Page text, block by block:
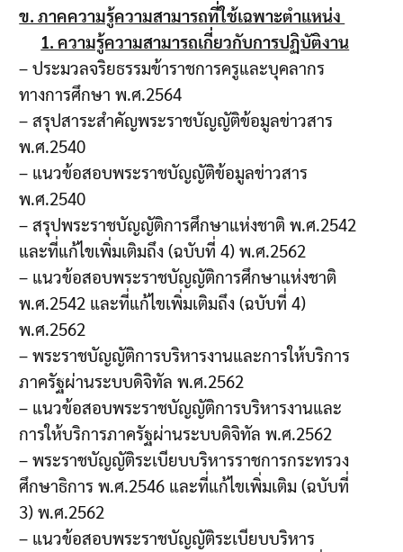
ข. ภาคความรู้ความสามารถที่ใช้เฉพาะตำแหน่ง
1. ความรู้ความสามารถเกี่ยวกับการปฏิบัติงาน
– ประมวลจริยธรรมข้าราชการครูและบุคลากร
ทางการศึกษา พ.ศ.2564
– สรุปสาระสำคัญพระราชบัญญัติข้อมูลข่าวสาร
พ.ศ.2540
– แนวข้อสอบพระราชบัญญัติข้อมูลข่าวสาร
พ.ศ.2540
– สรุปพระราชบัญญัติการศึกษาแห่งชาติ พ.ศ.2542
และที่แก้ไขเพิ่มเติมถึง (ฉบับที่ 4) พ.ศ.2562
– แนวข้อสอบพระราชบัญญัติการศึกษาแห่งชาติ
พ.ศ.2542 และที่แก้ไขเพิ่มเติมถึง (ฉบับที่ 4)
พ.ศ.2562
– พระราชบัญญัติการบริหารงานและการให้บริการ
ภาครัฐผ่านระบบดิจิทัล พ.ศ.2562
– แนวข้อสอบพระราชบัญญัติการบริหารงานและ
การให้บริการภาครัฐผ่านระบบดิจิทัล พ.ศ.2562
– พระราชบัญญัติระเบียบบริหารราชการกระทรวง
ศึกษาธิการ พ.ศ.2546 และที่แก้ไขเพิ่มเติม (ฉบับที่
3) พ.ศ.2562
– แนวข้อสอบพระราชบัญญัติระเบียบบริหาร